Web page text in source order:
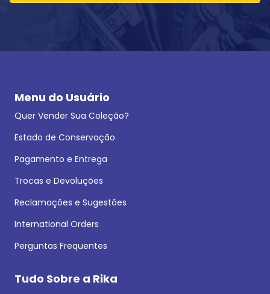
Menu do Usuário
Quer Vender Sua Coleção?
Estado de Conservação
Pagamento e Entrega
Trocas e Devoluções
Reclamações e Sugestões
International Orders
Perguntas Frequentes
Tudo Sobre a Rika